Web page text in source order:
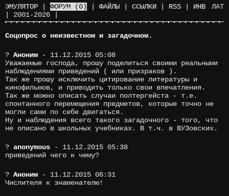
ЛАТ
ЭМУЛЯТОР ФОРУМ (0) ФАЙЛЫ ССЫЛКИ RSS
ИНВ
2001-2026
Соцопрос о неизвестном и загадочном.
? Аноним - 11.12.2015 05:08
Уважаемые господа, прошу поделиться своими реальными
наблюдениями приведений ( или призраков ).
Так же прошу исключить цитирование литературы и
кинофильмов, и приводить только свои впечатления.
Так же можно описать случаи полтергейста - т.е.
спонтанного перемещения предметов, которые точно не
могли сами по себе двигаться.
Ну и наблюдения всего такого загадочного - того, что
не описано в школьных учебниках. В т.ч. в ВУЗовских.
? anonymous - 11.12.2015 05:38
приведений чего к чему?
? Аноним - 11.12.2015 06:31
Числителя к знаменателю!